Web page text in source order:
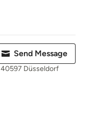
Send Message
40597 Düsseldorf